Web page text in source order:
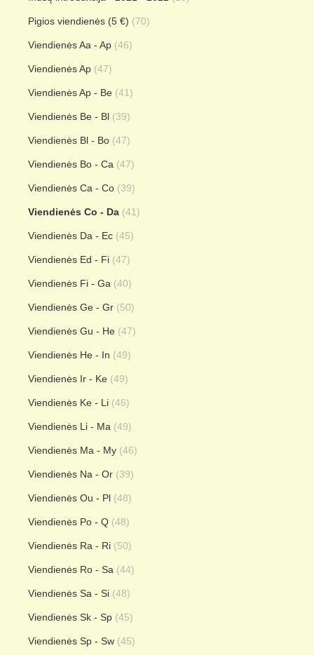
Pigios viendienės (5 €) (70)
Viendienės Aa - Ap (46)
Viendienės Ap (47)
Viendienės Ap - Be (41)
Viendienės Be - Bl (39)
Viendienės Bl - Bo (47)
Viendienės Bo - Ca (47)
Viendienės Ca - Co (39)
Viendienės Co - Da (41)
Viendienės Da - Ec (45)
Viendienės Ed - Fi (47)
Viendienės Fi - Ga (40)
Viendienės Ge - Gr (50)
Viendienės Gu - He (47)
Viendienės He - In (49)
Viendienės Ir - Ke (49)
Viendienės Ke - Li (46)
Viendienės Li - Ma (49)
Viendienės Ma - My (46)
Viendienės Na - Or (39)
Viendienės Ou - Pl (48)
Viendienės Po - Q (48)
Viendienės Ra - Ri (50)
Viendienės Ro - Sa (44)
Viendienės Sa - Si (48)
Viendienės Sk - Sp (45)
Viendienės Sp - Sw (45)